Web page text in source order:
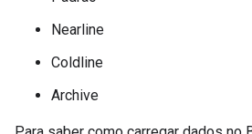
Nearline
Coldline
Archive